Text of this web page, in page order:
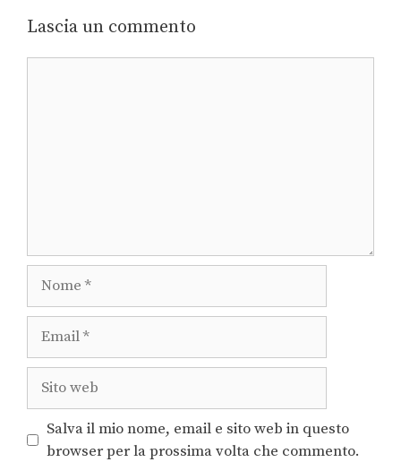
Lascia un commento
Salva il mio nome, email e sito web in questo
browser per la prossima volta che commento.